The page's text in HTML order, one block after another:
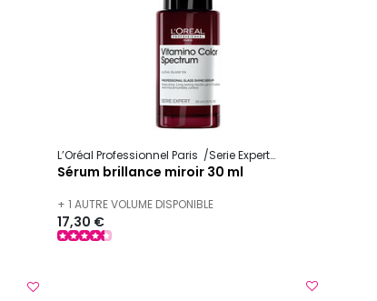
Vitamino ColorL’Oréal Professionnel Paris Serie Expert
Sérum brillance miroir 30 ml
+ 1 AUTRE VOLUME DISPONIBLE
17,30 €